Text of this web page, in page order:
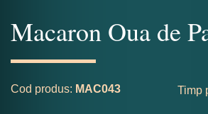
Macaron Oua de
Cod produs: MAC043 Timp